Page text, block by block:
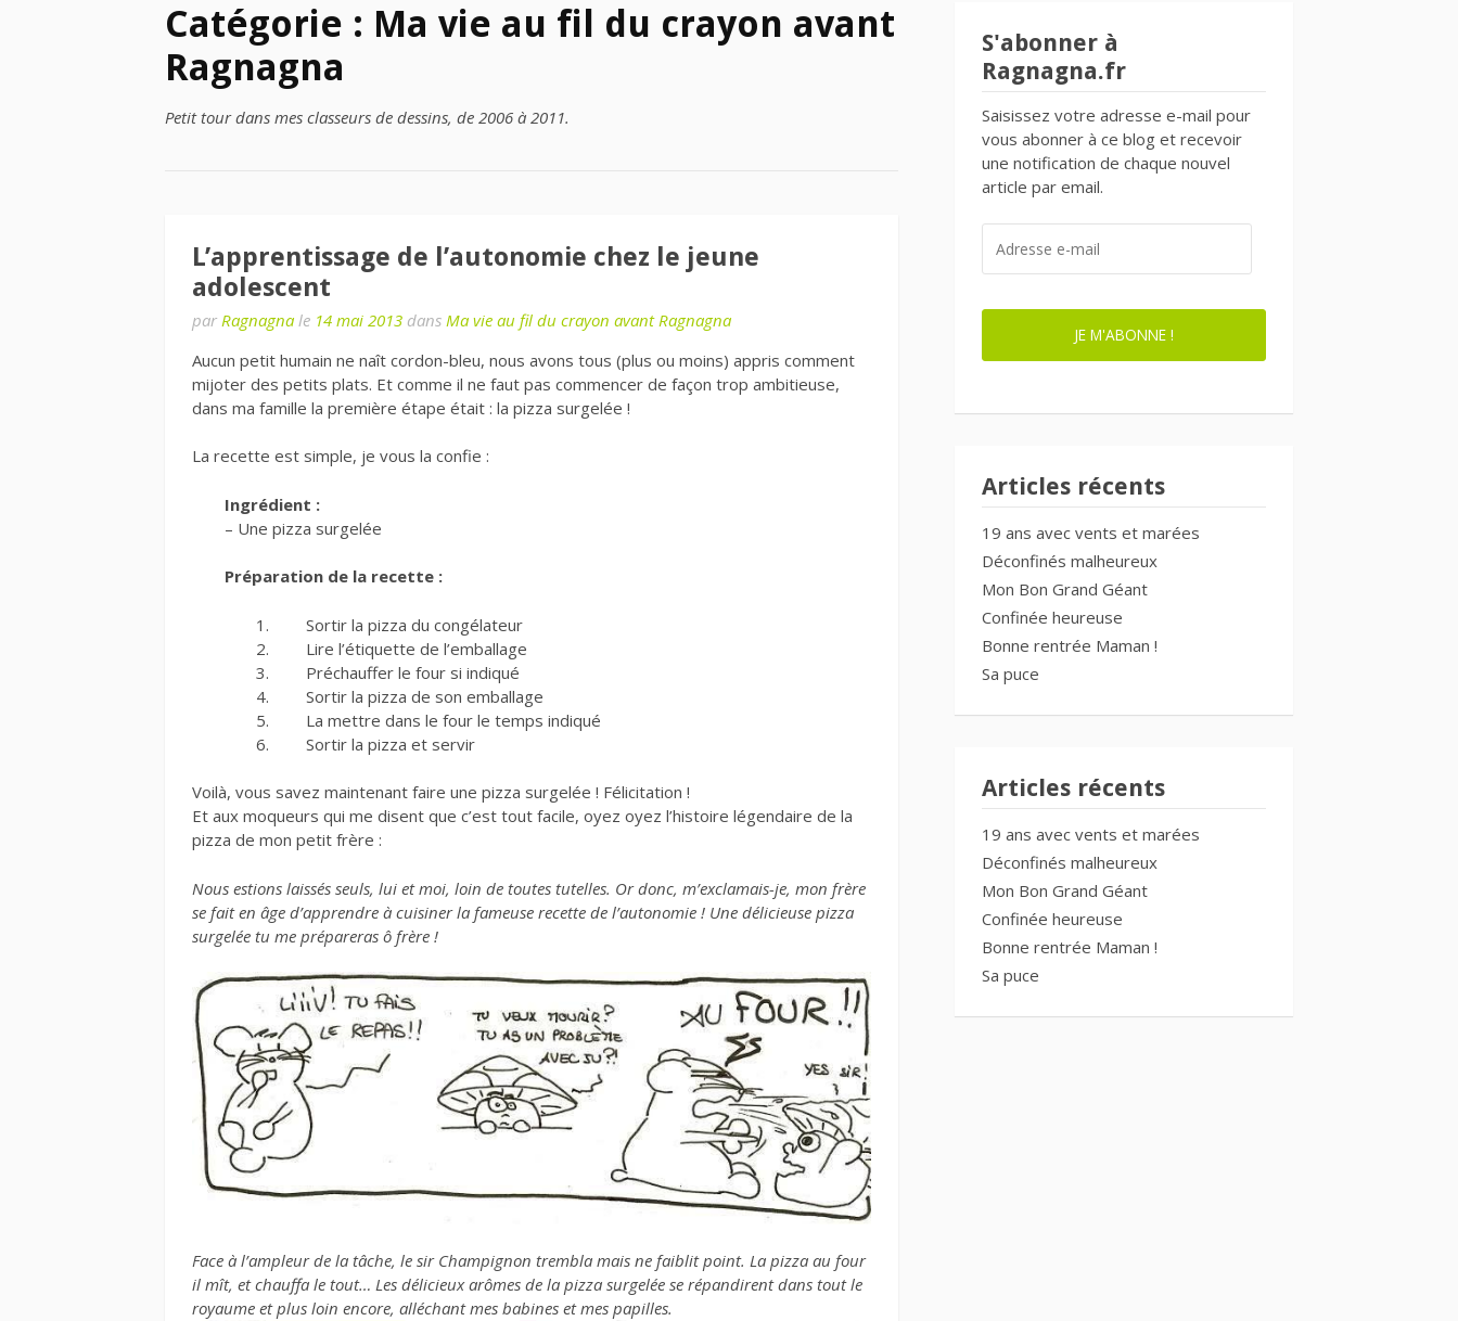
Catégorie : Ma vie au fil du crayon avant
Ragnagna
Petit tour dans mes classeurs de dessins, de 2006 à 2011.
L’apprentissage de l’autonomie chez le jeune
adolescent
par Ragnagna le 14 mai 2013 dans Ma vie au fil du crayon avant Ragnagna
Aucun petit humain ne naît cordon-bleu, nous avons tous (plus ou moins) appris comment
mijoter des petits plats. Et comme il ne faut pas commencer de façon trop ambitieuse,
dans ma famille la première étape était : la pizza surgelée !
La recette est simple, je vous la confie :
Ingrédient :
– Une pizza surgelée
Préparation de la recette :
Sortir la pizza du congélateur
Lire l’étiquette de l’emballage
Préchauffer le four si indiqué
Sortir la pizza de son emballage
La mettre dans le four le temps indiqué
Sortir la pizza et servir
Voilà, vous savez maintenant faire une pizza surgelée ! Félicitation !
Et aux moqueurs qui me disent que c’est tout facile, oyez oyez l’histoire légendaire de la
pizza de mon petit frère :
Nous estions laissés seuls, lui et moi, loin de toutes tutelles. Or donc, m’exclamais-je, mon frère
se fait en âge d’apprendre à cuisiner la fameuse recette de l’autonomie ! Une délicieuse pizza
surgelée tu me prépareras ô frère !
Face à l’ampleur de la tâche, le sir Champignon trembla mais ne faiblit point. La pizza au four
il mît, et chauffa le tout… Les délicieux arômes de la pizza surgelée se répandirent dans tout le
royaume et plus loin encore, alléchant mes babines et mes papilles.
S'abonner à
Ragnagna.fr
Saisissez votre adresse e-mail pour
vous abonner à ce blog et recevoir
une notification de chaque nouvel
article par email.
MAIL
JE M'ABONNE !
Articles récents
19 ans avec vents et marées
Déconfinés malheureux
Mon Bon Grand Géant
Confinée heureuse
Bonne rentrée Maman !
Sa puce
Articles récents
19 ans avec vents et marées
Déconfinés malheureux
Mon Bon Grand Géant
Confinée heureuse
Bonne rentrée Maman !
Sa puce